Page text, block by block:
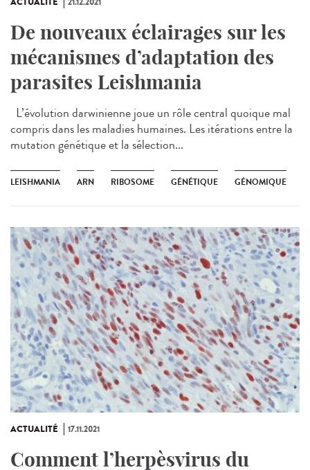
De nouveaux éclairages sur les
mécanismes d’adaptation des
parasites Leishmania
L’évolution darwinienne joue un rôle central quoique mal
compris dans les maladies humaines. Les itérations entre la
mutation génétique et la sélection...
LEISHMANIA ARN RIBOSOME GÉNÉTIQUE GÉNOMIQUE
ACTUALITÉ 17.11.2021
Comment l’herpèsvirus du